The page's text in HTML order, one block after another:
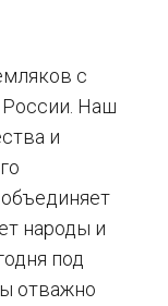
с
России. Наш
и
народы и
под
отважно